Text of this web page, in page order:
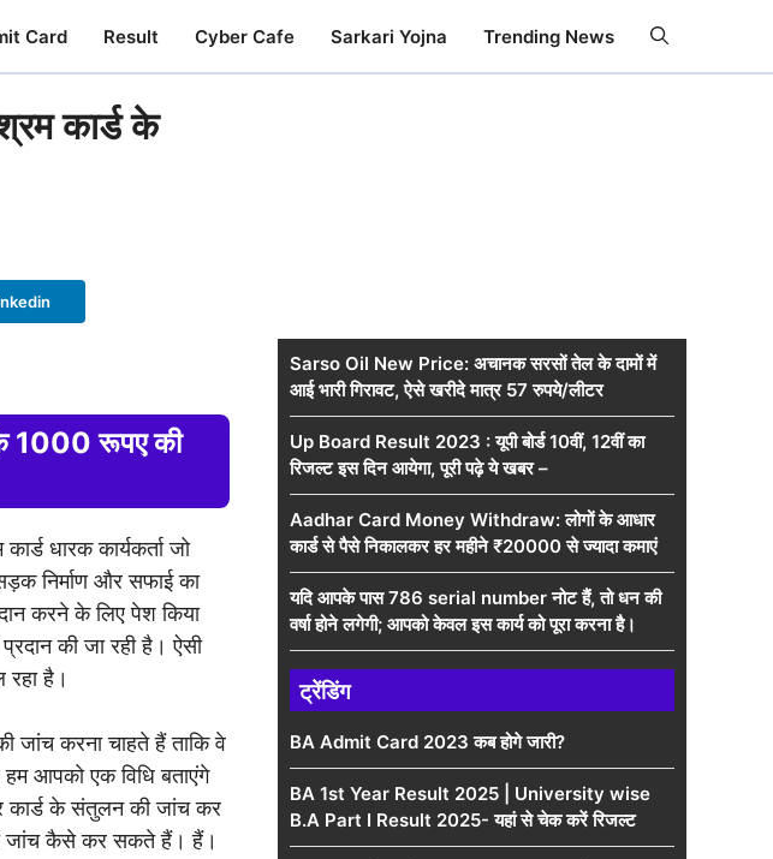
Card Result Cyber Cafe Sarkari Yojna Trending News
कार्ड के
1000 रूपए की
धारक कार्यकर्ता जो
निर्माण और सफाई का
करने के लिए पेश किया
की जा रही है। ऐसी
रहा है।
जांच करना चाहते हैं ताकि वे
हम आपको एक विधि बताएंगे
कार्ड के संतुलन की जांच कर
जांच कैसे कर सकते हैं। हैं।
Sarso Oil New Price: अचानक सरसों तेल के दामों में
आई भारी गिरावट, ऐसे खरीदे मात्र 57 रुपये/लीटर
Up Board Result 2023 : यूपी बोर्ड 10वीं, 12वीं का
रिजल्ट इस दिन आयेगा, पूरी पढ़े ये खबर –
Aadhar Card Money Withdraw: लोगों के आधार
कार्ड से पैसे निकालकर हर महीने ₹20000 से ज्यादा कमाएं
यदि आपके पास 786 serial number नोट हैं, तो धन की
वर्षा होने लगेगी; आपको केवल इस कार्य को पूरा करना है।
ट्रेंडिंग
BA Admit Card 2023 कब होगे जारी?
BA 1st Year Result 2025 | University wise
B.A Part I Result 2025- यहां से चेक करें रिजल्ट